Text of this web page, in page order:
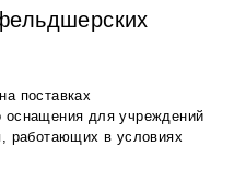
поставках
оснащения для учреждений
работающих в условиях